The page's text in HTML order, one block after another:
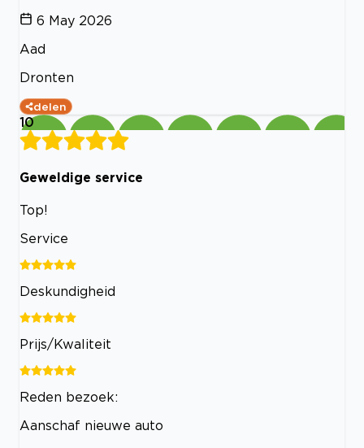
6 May 2026
Aad
Dronten
delen
10
Geweldige service
Top!
Service
Deskundigheid
Prijs/Kwaliteit
Reden bezoek:
Aanschaf nieuwe auto